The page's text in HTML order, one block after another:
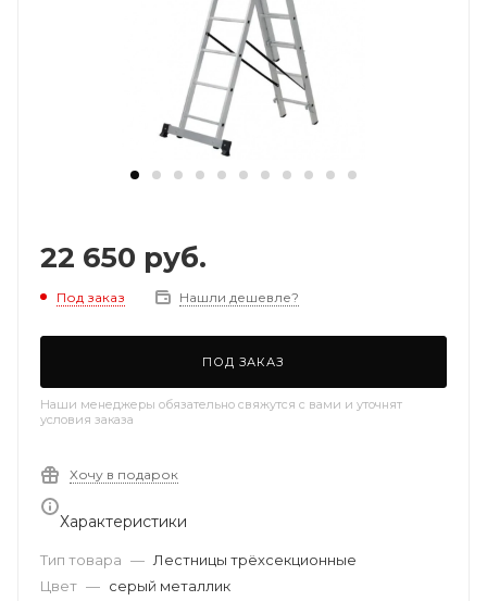
22 650 руб.
Под заказ Нашли дешевле?
ПОД ЗАКАЗ
Наши менеджеры обязательно свяжутся с вами и уточнят
условия заказа
Хочу в подарок
Характеристики
Тип товара — Лестницы трёхсекционные
Цвет — серый металлик